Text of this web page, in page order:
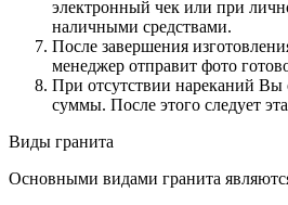
электронный чек или при
наличными средствами.
После завершения
менеджер отправит фото
При отсутствии нареканий Вы
суммы. После этого следует
Виды гранита
Основными видами гранита